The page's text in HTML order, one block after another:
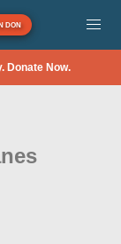
DON
Donate Now.